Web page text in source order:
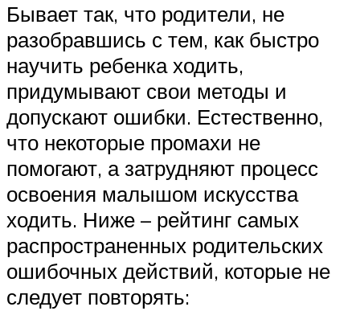
Бывает так, что родители, не
разобравшись с тем, как быстро
научить ребенка ходить,
придумывают свои методы и
допускают ошибки. Естественно,
что некоторые промахи не
помогают, а затрудняют процесс
освоения малышом искусства
ходить. Ниже – рейтинг самых
распространенных родительских
ошибочных действий, которые не
следует повторять: